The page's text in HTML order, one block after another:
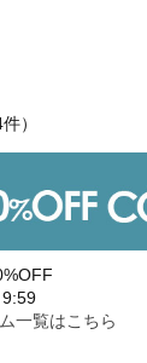
件）
一覧はこちら